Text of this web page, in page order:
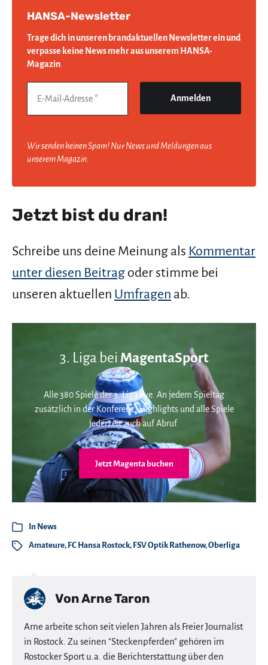
HANSA-Newsletter
Trage dich in unseren brandaktuellen Newsletter ein und
verpasse keine News mehr aus unserem HANSA-
Magazin.
Wir senden keinen Spam! Nur News und Meldungen aus
unserem Magazin.
Jetzt bist du dran!
Schreibe uns deine Meinung als Kommentar
unter diesen Beitrag oder stimme bei
unseren aktuellen Umfragen ab.
3. Liga bei MagentaSport
Alle 380 Spiele der 3. Liga live. An jedem Spieltag
zusätzlich in der Konferenz. Highlights und alle Spiele
jederzeit auch auf Abruf.
Jetzt Magenta buchen
In News
Amateure, FC Hansa Rostock, FSV Optik Rathenow,Oberliga
VonArne Taron
Arne arbeite schon seit vielen Jahren als Freier Journalist
in Rostock. Zu seinen "Steckenpferden" gehören im
Rostocker Sport u.a. die Berichterstattung über den